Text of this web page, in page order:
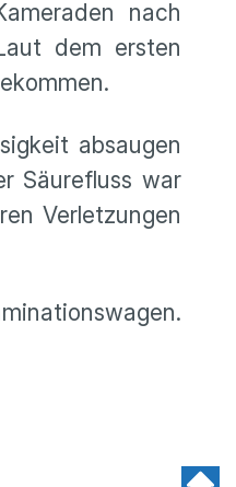
nach
dem ersten
absaugen
Säurefluss war
Verletzungen